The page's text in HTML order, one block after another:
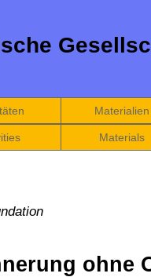
Materialien
Materials
ohne